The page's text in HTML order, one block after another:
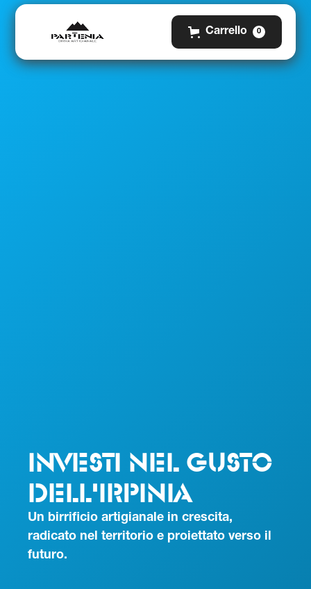
Carrello 0
Investi nel Gusto
dell'Irpinia
Un birrificio artigianale in crescita,
radicato nel territorio e proiettato verso il
futuro.